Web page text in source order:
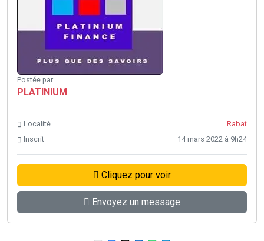
Postée par
PLATINIUM
Localité
Rabat
Inscrit
14 mars 2022 à 9h24
Cliquez pour voir
Envoyez un message